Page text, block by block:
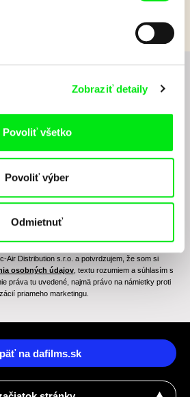
Zobraziť detaily
Povoliť všetko
Povoliť výber
Odmietnuť
informovaní o novinkách v
Air Distribution s.r.o. a potvrdzujem, že som si
osobných údajov, textu rozumiem a súhlasím s
práva tu uvedené, najmä právo na námietky proti
priameho marketingu.
na dafilms.sk